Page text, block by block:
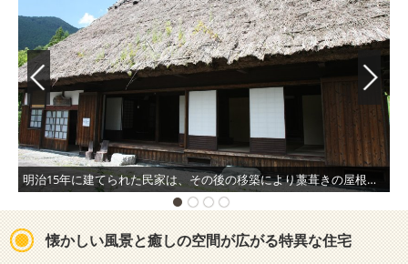
明治15年に建てられた民家は、その後の移築により藁葺きの屋根が保たれている。
懐かしい風景と癒しの空間が広がる特異な住宅